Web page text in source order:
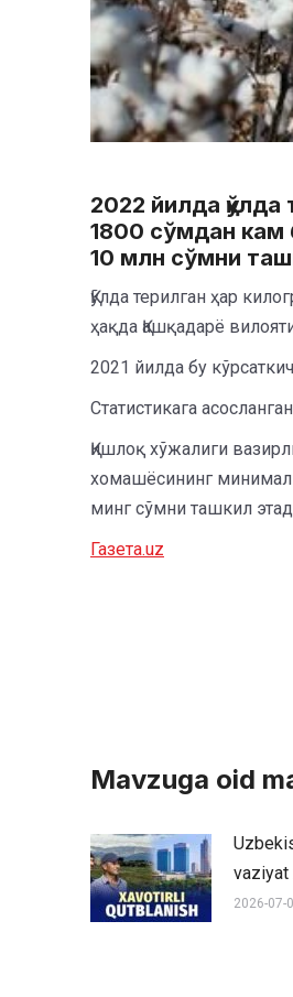
2022 йилда
1800 сўмдан кам
10 млн сўмни
Қўлда терилган ҳар
ҳақда Қашқадарё
2021 йилда бу
Статистикага
Қишлоқ хўжалиги
хомашёсининг минимал
минг сўмни ташкил
Газета.uz
Mavzuga oid
vaziyat
2026-07-